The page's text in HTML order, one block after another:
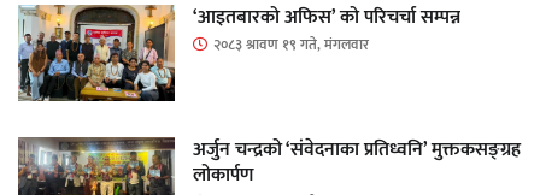
‘आइतबारको अफिस’ को परिचर्चा सम्पन्न
२०८३ श्रावण १९ गते, मंगलवार
अर्जुन चन्द्रको ‘संवेदनाका प्रतिध्वनि’ मुक्तकसङ्ग्रह
लोकार्पण